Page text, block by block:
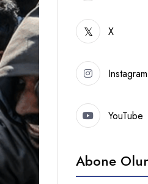
X
Instagram
YouTube
Abone